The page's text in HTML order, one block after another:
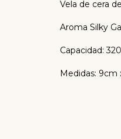
Vela de cera
Aroma Silky
Capacidad:
Medidas: 9cm